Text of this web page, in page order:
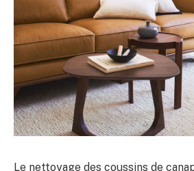
Le nettoyage des coussins de